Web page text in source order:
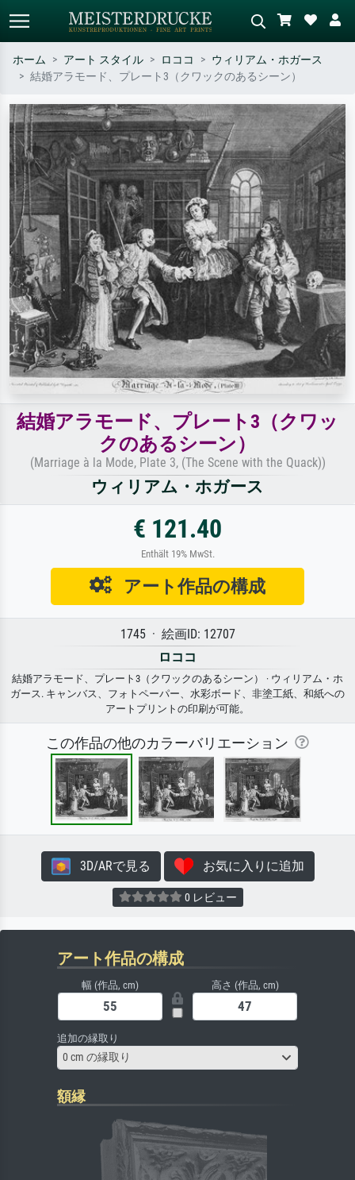
作家名・作品名・スタイルで検索
– 例：モネ、星月夜、印象派、北
斎の波、ヌード。
シーンを説明してください – 例：
緑の草原、赤の多い抽象画、暗い
油絵、木のそばの立ち姿のヌー
ド。
ホーム アート スタイル ロココ
ウィリアム・ホガース
結婚アラモード、プレート3（クワックのあるシーン）
結婚アラモード、プレート3（クワッ
クのあるシーン）
(Marriage à la Mode, Plate 3, (The Scene with the Quack))
ウィリアム・ホガース
€ 121.40
Enthält 19% MwSt.
アート作品の構成
1745 · 絵画ID: 12707
ロココ
結婚アラモード、プレート3（クワックのあるシーン） · ウィリアム・ホ
ガース. キャンバス、フォトペーパー、水彩ボード、非塗工紙、和紙への
アートプリントの印刷が可能。
この作品の他のカラーバリエーション
3D/ARで見る お気に入りに追加
0 レビュー
アート作品の構成
幅 (作品, cm) 高さ (作品, cm)
追加の縁取り
0 cm の縁取り
額縁